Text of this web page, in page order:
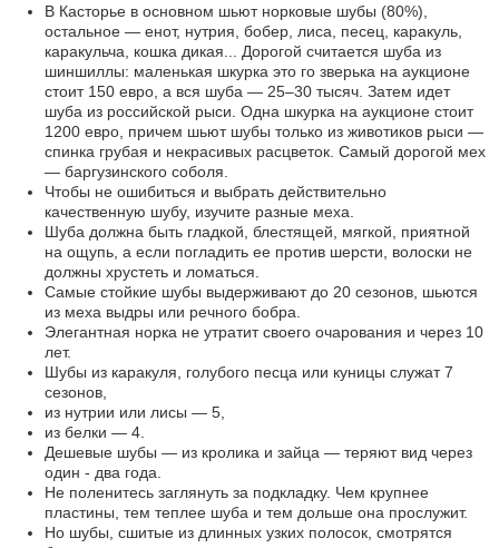
В Касторье в основном шьют норковые шубы (80%),
остальное — енот, нутрия, бобер, лиса, песец, каракуль,
каракульча, кошка дикая... Дорогой считается шуба из
шиншиллы: маленькая шкурка это го зверька на аукционе
стоит 150 евро, а вся шуба — 25–30 тысяч. Затем идет
шуба из российской рыси. Одна шкурка на аукционе стоит
1200 евро, причем шьют шубы только из животиков рыси —
спинка грубая и некрасивых расцветок. Самый дорогой мех
— баргузинского соболя.
Чтобы не ошибиться и выбрать действительно
качественную шубу, изучите разные меха.
Шуба должна быть гладкой, блестящей, мягкой, приятной
на ощупь, а если погладить ее против шерсти, волоски не
должны хрустеть и ломаться.
Самые стойкие шубы выдерживают до 20 сезонов, шьются
из меха выдры или речного бобра.
Элегантная норка не утратит своего очарования и через 10
лет.
Шубы из каракуля, голубого песца или куницы служат 7
сезонов,
из нутрии или лисы — 5,
из белки — 4.
Дешевые шубы — из кролика и зайца — теряют вид через
один - два года.
Не поленитесь заглянуть за подкладку. Чем крупнее
пластины, тем теплее шуба и тем дольше она прослужит.
Но шубы, сшитые из длинных узких полосок, смотрятся